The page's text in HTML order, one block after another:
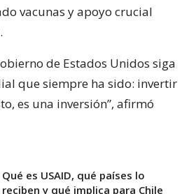
vacunas y apoyo crucial
de Estados Unidos siga
que siempre ha sido: invertir
es una inversión”, afirmó
Qué es USAID, qué países lo
reciben y qué implica para Chile